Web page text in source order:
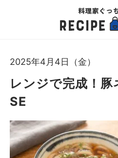
2025年4月4日（金）
レンジで完成！豚
SE